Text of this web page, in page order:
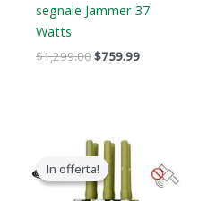
segnale Jammer 37
Watts
$1,299.00$759.99
In offerta!
In offerta!
Il
prezzo
originale
era:
Il
prezzo
attuale
è: